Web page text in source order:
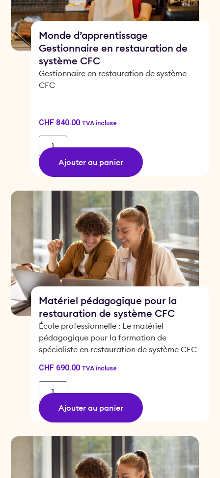
Monde d’apprentissage
Gestionnaire en restauration de
système CFC
Gestionnaire en restauration de système
CFC
CHF840.00 TVA incluse
Ajouter au panier
Matériel pédagogique pour la
restauration de système CFC
École professionnelle : Le matériel
pédagogique pour la formation de
spécialiste en restauration de système CFC
CHF690.00 TVA incluse
Ajouter au panier